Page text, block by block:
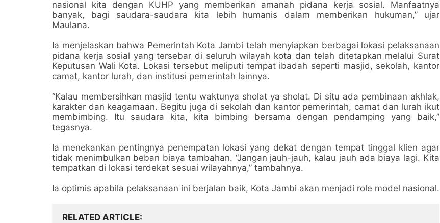
nasional kita dengan KUHP yang memberikan amanah pidana kerja sosial. Manfaatnya
banyak, bagi saudara-saudara kita lebih humanis dalam memberikan hukuman,” ujar
Maulana.
Ia menjelaskan bahwa Pemerintah Kota Jambi telah menyiapkan berbagai lokasi pelaksanaan
pidana kerja sosial yang tersebar di seluruh wilayah kota dan telah ditetapkan melalui Surat
Keputusan Wali Kota. Lokasi tersebut meliputi tempat ibadah seperti masjid, sekolah, kantor
camat, kantor lurah, dan institusi pemerintah lainnya.
“Kalau membersihkan masjid tentu waktunya sholat ya sholat. Di situ ada pembinaan akhlak,
karakter dan keagamaan. Begitu juga di sekolah dan kantor pemerintah, camat dan lurah ikut
membimbing. Itu saudara kita, kita bimbing bersama dengan pendamping yang baik,”
tegasnya.
Ia menekankan pentingnya penempatan lokasi yang dekat dengan tempat tinggal klien agar
tidak menimbulkan beban biaya tambahan. “Jangan jauh-jauh, kalau jauh ada biaya lagi. Kita
tempatkan di lokasi terdekat sesuai wilayahnya,” tambahnya.
Ia optimis apabila pelaksanaan ini berjalan baik, Kota Jambi akan menjadi role model nasional.
RELATED ARTICLE